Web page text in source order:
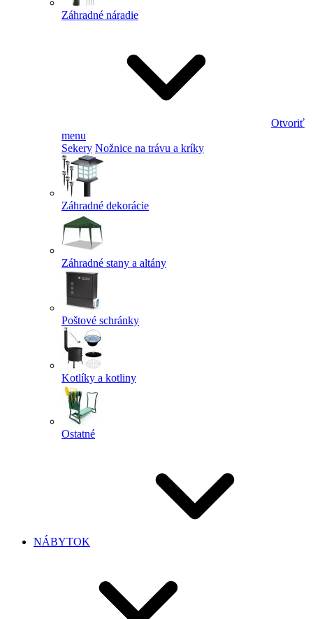
Záhradné náradie
Otvoriť
menu
Sekery Nožnice na trávu a kríky
Záhradné dekorácie
Záhradné stany a altány
Poštové schránky
Kotlíky a kotliny
Ostatné
NÁBYTOK